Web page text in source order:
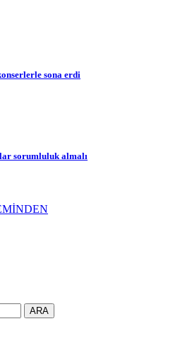
sona erdi
sorumluluk almalı
ARA